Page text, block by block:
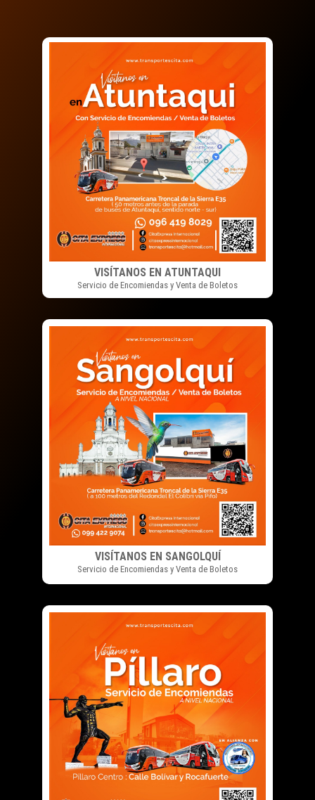
VISÍTANOS EN ATUNTAQUI
Servicio de Encomiendas y Venta de Boletos
VISÍTANOS EN SANGOLQUÍ
Servicio de Encomiendas y Venta de Boletos